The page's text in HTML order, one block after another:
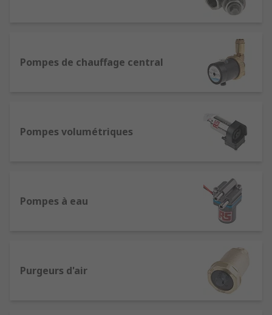
Pompes de chauffage central
Pompes volumétriques
Pompes à eau
Purgeurs d'air